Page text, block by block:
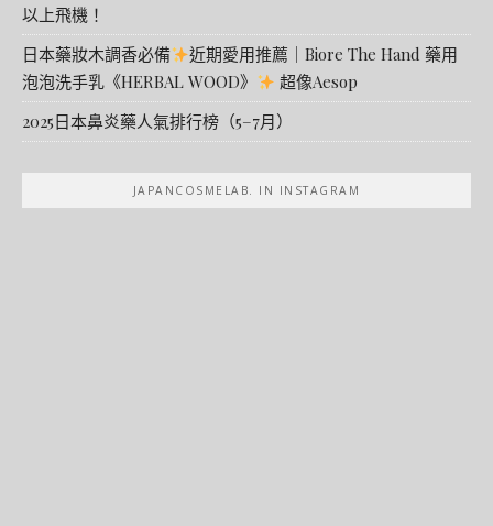
以上飛機！
日本藥妝木調香必備
近期愛用推薦｜Biore The Hand 藥用
泡泡洗手乳《HERBAL WOOD》
超像Aesop
2025日本鼻炎藥人氣排行榜（5–7月）
JAPANCOSMELAB. IN INSTAGRAM